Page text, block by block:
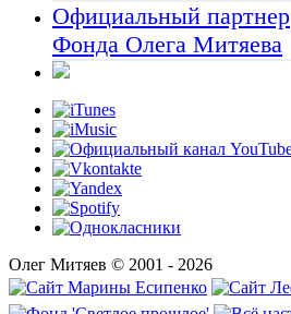
Официальный партнер
Фонда Олега Митяева
Олег Митяев © 2001 - 2026